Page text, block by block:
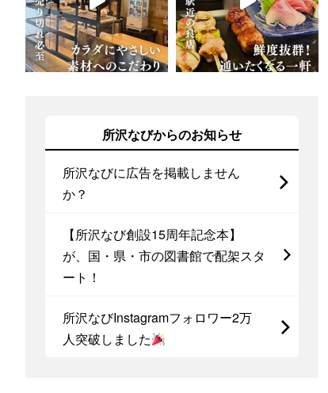
所沢なびからのお知らせ
所沢なびに広告を掲載しません
か？
【所沢なび創設15周年記念本】
が、国・県・市の図書館で配架スタ
ート！
所沢なびInstagramフォロワー2万
人突破しました